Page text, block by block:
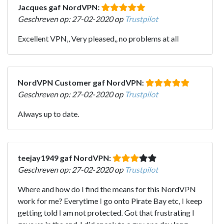
Jacques gaf NordVPN:
Geschreven op: 27-02-2020 op Trustpilot
Excellent VPN,, Very pleased,, no problems at all
NordVPN Customer gaf NordVPN:
Geschreven op: 27-02-2020 op Trustpilot
Always up to date.
teejay1949 gaf NordVPN:
Geschreven op: 27-02-2020 op Trustpilot
Where and how do I find the means for this NordVPN
work for me? Everytime I go onto Pirate Bay etc, I keep
getting told I am not protected. Got that frustrating I